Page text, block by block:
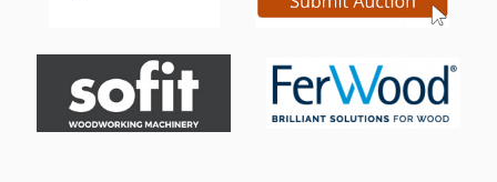
Северная Кондиционер Отопление
Телескопический Ленточный Конвейер
Транспортное Средство